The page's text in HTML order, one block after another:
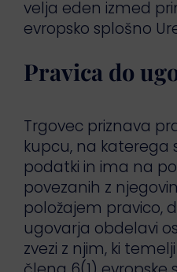
velja eden izmed
evropsko splošno
Pravica do
Trgovec priznava
kupcu, na katerega
podatki in ima na
povezanih z
položajem pravico,
ugovarja obdelavi
zvezi z njim, ki